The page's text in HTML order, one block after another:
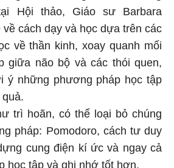
Hội thảo, Giáo sư Barbara
về cách dạy và học dựa trên các
về thần kinh, xoay quanh mối
giữa não bộ và các thói quen,
ý những phương pháp học tập
trì hoãn, có thể loại bỏ chúng
pháp: Pomodoro, cách tư duy
cung điện kí ức và ngay cả
học tập và ghi nhớ tốt hơn.